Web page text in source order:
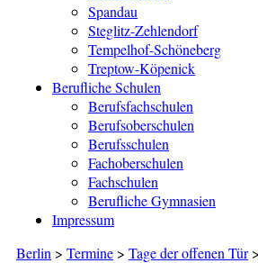
Spandau
Steglitz-Zehlendorf
Tempelhof-Schöneberg
Treptow-Köpenick
Berufliche Schulen
Berufsfachschulen
Berufsoberschulen
Berufsschulen
Fachoberschulen
Fachschulen
Berufliche Gymnasien
Impressum
Berlin > Termine > Tage der offenen Tür>